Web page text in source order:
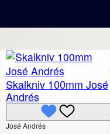
Skalkniv 100mm José
Andrés
José Andrés